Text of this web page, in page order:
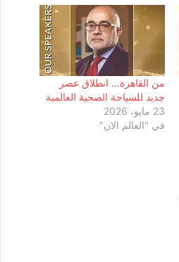
من القاهرة… انطلاق عصر
جديد للسياحة الصحية العالمية
23 مايو، 2026
في "العالم الان"